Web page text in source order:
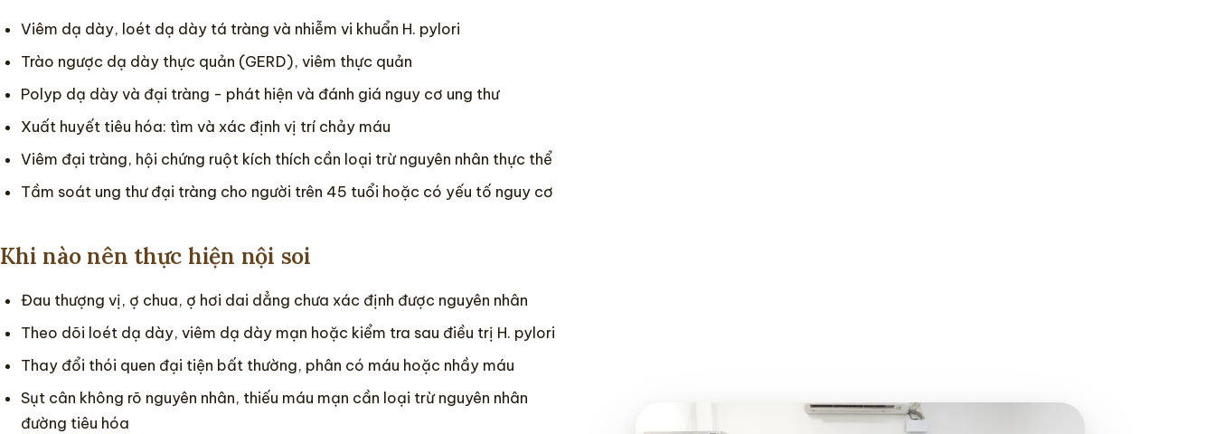
Viêm dạ dày, loét dạ dày tá tràng và nhiễm vi khuẩn H. pylori
Trào ngược dạ dày thực quản (GERD), viêm thực quản
Polyp dạ dày và đại tràng - phát hiện và đánh giá nguy cơ ung thư
Xuất huyết tiêu hóa: tìm và xác định vị trí chảy máu
Viêm đại tràng, hội chứng ruột kích thích cần loại trừ nguyên nhân thực thể
Tầm soát ung thư đại tràng cho người trên 45 tuổi hoặc có yếu tố nguy cơ
Khi nào nên thực hiện nội soi
Đau thượng vị, ợ chua, ợ hơi dai dẳng chưa xác định được nguyên nhân
Theo dõi loét dạ dày, viêm dạ dày mạn hoặc kiểm tra sau điều trị H. pylori
Thay đổi thói quen đại tiện bất thường, phân có máu hoặc nhầy máu
Sụt cân không rõ nguyên nhân, thiếu máu mạn cần loại trừ nguyên nhân
đường tiêu hóa